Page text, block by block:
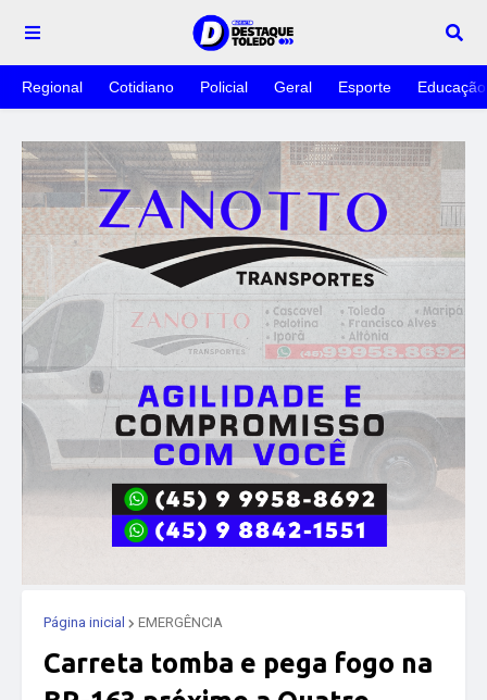
Regional Cotidiano Policial Geral Esporte Educação
Página inicial EMERGÊNCIA
Carreta tomba e pega fogo na